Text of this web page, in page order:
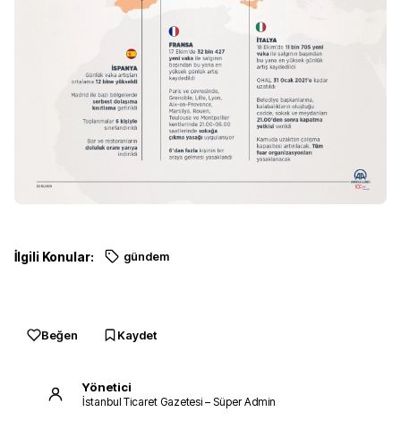
İlgili Konular: gündem
Beğen Kaydet
Yönetici
İstanbul Ticaret Gazetesi – Süper Admin